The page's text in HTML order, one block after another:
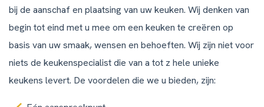
bij de aanschaf en plaatsing van uw keuken. Wij denken van
begin tot eind met u mee om een keuken te creëren op
basis van uw smaak, wensen en behoeften. Wij zijn niet voor
niets de keukenspecialist die van a tot z hele unieke
keukens levert. De voordelen die we u bieden, zijn: